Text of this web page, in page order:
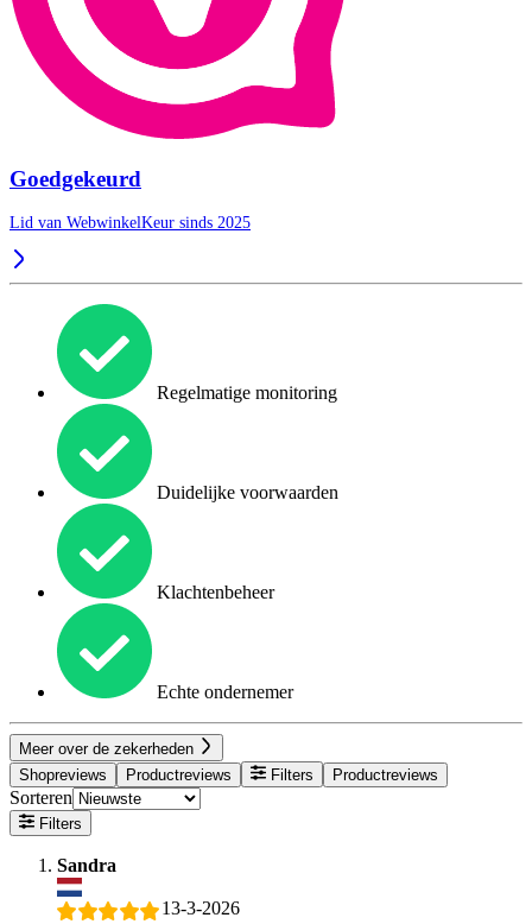
Goedgekeurd
Lid van WebwinkelKeur sinds 2025
Regelmatige monitoring
Duidelijke voorwaarden
Klachtenbeheer
Echte ondernemer
Meer over de zekerheden
Shopreviews
Productreviews Filters Productreviews
Sorteren
Filters
Sandra
13-3-2026